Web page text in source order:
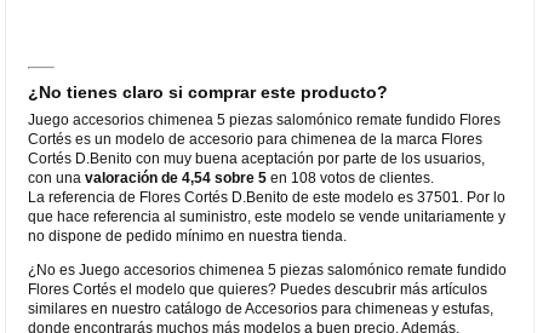
¿No tienes claro si comprar este producto?
Juego accesorios chimenea 5 piezas salomónico remate fundido Flores
Cortés es un modelo de accesorio para chimenea de la marca Flores
Cortés D.Benito con muy buena aceptación por parte de los usuarios,
con unavaloración de 4,54 sobre 5 en 108 votos de clientes.
La referencia de Flores Cortés D.Benito de este modelo es 37501. Por lo
que hace referencia al suministro, este modelo se vende unitariamente y
no dispone de pedido mínimo en nuestra tienda.
¿No es Juego accesorios chimenea 5 piezas salomónico remate fundido
Flores Cortés el modelo que quieres? Puedes descubrir más artículos
similares en nuestro catálogo de Accesorios para chimeneas y estufas,
donde encontrarás muchos más modelos a buen precio. Además,